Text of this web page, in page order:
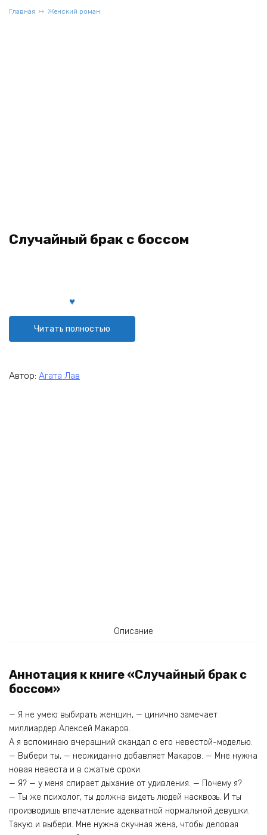
Главная Женский роман
Случайный брак с боссом
Читать полностью
Автор: Агата Лав
Описание
Аннотация к книге «Случайный брак с
боссом»
— Я не умею выбирать женщин, — цинично замечает
миллиардер Алексей Макаров.
А я вспоминаю вчерашний скандал с его невестой-моделью.
— Выбери ты, — неожиданно добавляет Макаров. — Мне нужна
новая невеста и в сжатые сроки.
— Я? — у меня спирает дыхание от удивления. — Почему я?
— Ты же психолог, ты должна видеть людей насквозь. И ты
производишь впечатление адекватной нормальной девушки.
Такую и выбери. Мне нужна скучная жена, чтобы деловая